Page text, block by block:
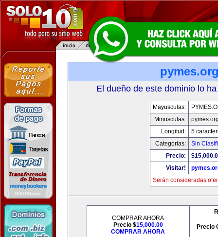
El dueño de este dominio lo
Mayusculas:
Minusculas:
Longitud:
5
Categorias:
Sin
Precio:
Visitar!
Serán consideradas
COMPRAR AHORA
Precio $15,000.00
COMPRAR AHORA
Precio